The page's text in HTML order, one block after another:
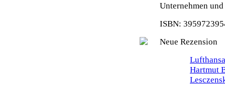
Unternehmen
ISBN:
Neue Rezension
Hartmut